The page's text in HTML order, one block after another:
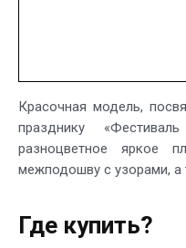
Красочная модель,
празднику
разноцветное яркое
межподошву с узорами, а
Где купить?